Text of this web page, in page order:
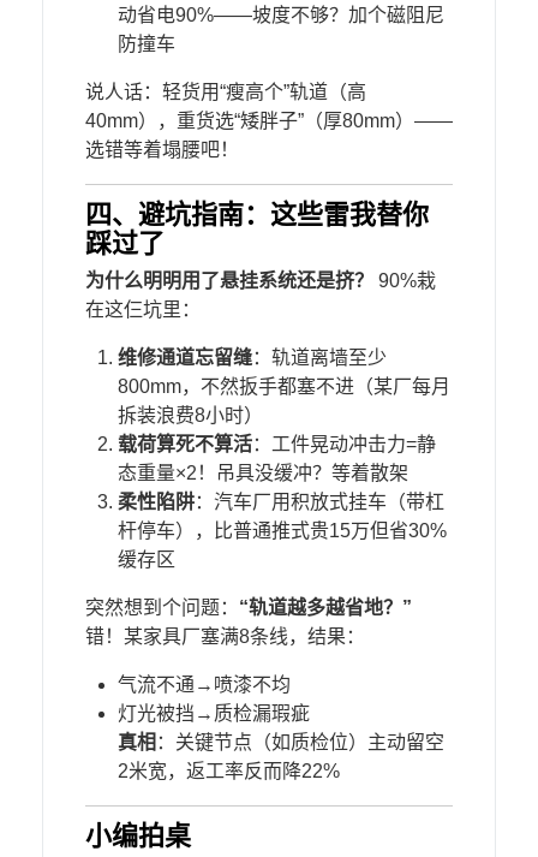
动省电90%——坡度不够？加个磁阻尼
防撞车
说人话：轻货用“瘦高个”轨道（高
40mm），重货选“矮胖子”（厚80mm）——
选错等着塌腰吧！
四、避坑指南：这些雷我替你
踩过了
​为什么明明用了悬挂系统还是挤？​
​ 90%栽
在这仨坑里：
​维修通道忘留缝​​：轨道离墙至少
800mm，不然扳手都塞不进（某厂每月
拆装浪费8小时）
​载荷算死不算活​​：工件晃动冲击力=静
态重量×2！吊具没缓冲？等着散架
​柔性陷阱​​：汽车厂用积放式挂车（带杠
杆停车），比普通推式贵15万但省30%
缓存区
突然想到个问题：​ ​“轨道越多越省地？”​
错！某家具厂塞满8条线，结果：
气流不通→喷漆不均
灯光被挡→质检漏瑕疵
​真相​ ​：关键节点（如质检位）主动留空
2米宽，返工率反而降22%
小编拍桌